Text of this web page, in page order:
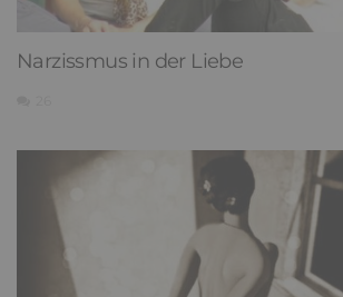
Narzissmus in der Liebe